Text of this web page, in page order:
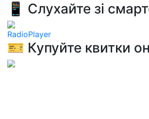
📱 Слухайте зі
RadioPlayer
🎫 Купуйте квитки